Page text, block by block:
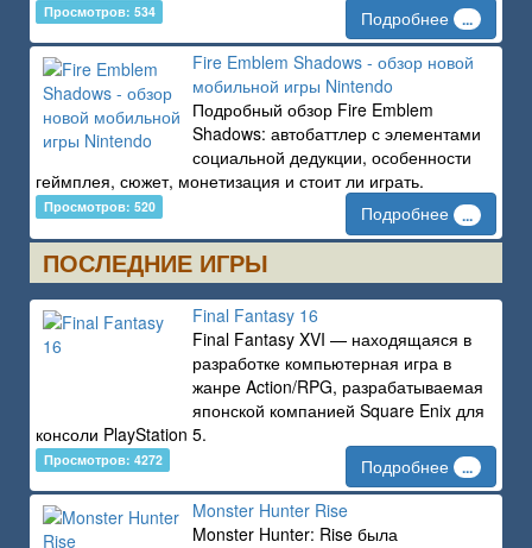
Просмотров: 534 Подробнее ...
Fire Emblem Shadows - обзор новой
мобильной игры Nintendo
Подробный обзор Fire Emblem
Shadows: автобаттлер с элементами
социальной дедукции, особенности
геймплея, сюжет, монетизация и стоит ли играть.
Просмотров: 520 Подробнее ...
ПОСЛЕДНИЕ ИГРЫ
Final Fantasy 16
Final Fantasy XVI — находящаяся в
разработке компьютерная игра в
жанре Action/RPG, разрабатываемая
японской компанией Square Enix для
консоли PlayStation 5.
Просмотров: 4272 Подробнее ...
Monster Hunter Rise
Monster Hunter: Rise была